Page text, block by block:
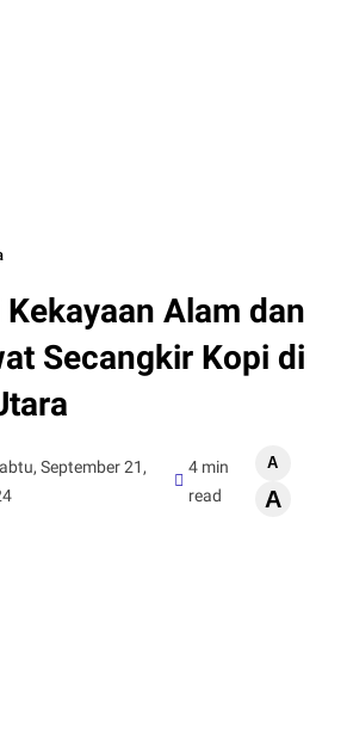
Alam dan
Secangkir Kopi di
September 21,
4 min
read
A
A